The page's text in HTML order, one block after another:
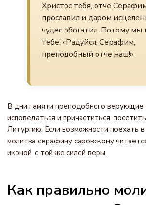
Христос тебя, отче
прославил и даром
чудес обогатил. Потому мы
тебе: «Радуйся, Серафим,
преподобный отче наш!»
В дни памяти преподобного верующие
исповедаться и причаститься,
Литургию. Если возможности поехать
молитва серафиму саровскому
иконой, с той же силой веры.
Как правильно